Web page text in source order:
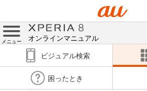
メニュー オンラインマニュアル
ビジュアル検索
困ったとき